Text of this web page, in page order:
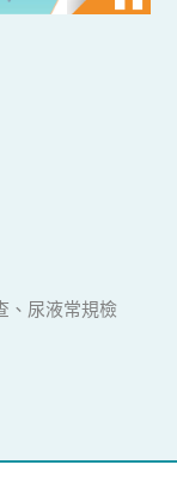
、尿液常規檢